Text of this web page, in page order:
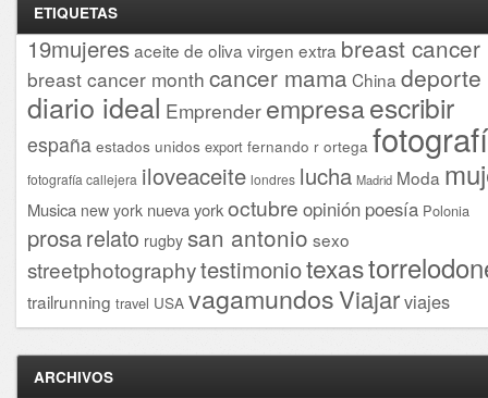
ETIQUETAS
19mujeresaceite de oliva virgen extra breast cancer
breast cancer month cancer mama China deporte
diario ideal Emprender empresaescribir
españa estados unidos export fernando r ortega
fotografía callejera iloveaceite londres lucha Madrid Moda
Musica new york nueva yorkoctubre opinión poesía Polonia
prosarelato rugby san antonio sexo
streetphotographytestimoniotexas
trailrunning travel USA vagamundosViajarviajes
ARCHIVOS